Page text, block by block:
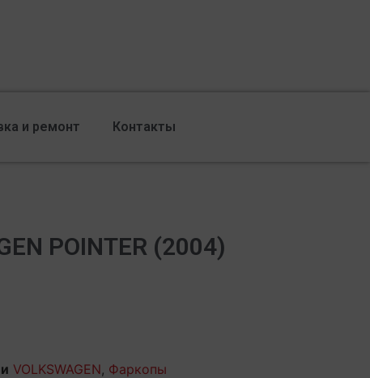
и ремонт Контакты
POINTER (2004)
VOLKSWAGEN, Фаркопы